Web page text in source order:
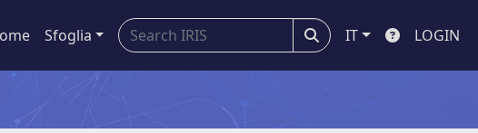
Sfoglia IT LOGIN